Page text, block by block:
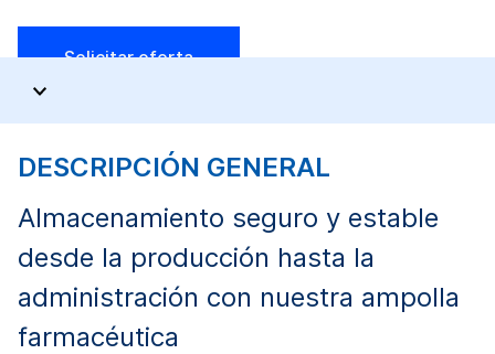
Solicitar oferta
DESCRIPCIÓN GENERAL
Almacenamiento seguro y estable
desde la producción hasta la
administración con nuestra ampolla
farmacéutica